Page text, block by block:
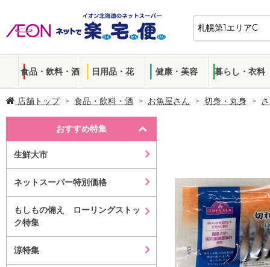
食品・飲料・酒 日用品・花 健康・美容 暮らし・衣料
店舗トップ 食品・飲料・酒 お魚屋さん 切身・丸身
おすすめ特集
生鮮大市
ネットスーパー特別価格
もしもの備え ローリングストッ
ク特集
涼特集